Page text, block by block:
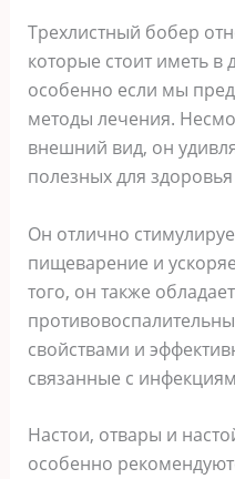
Трехлистный бобер
которые стоит иметь
особенно если мы
методы лечения.
внешний вид, он
полезных для здоровья
Он отлично
пищеварение и
того, он также обладает
свойствами и
связанные с
Настои, отвары и
особенно